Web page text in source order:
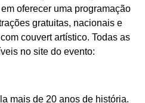
oferecer uma programação
gratuitas, nacionais e
couvert artístico. Todas as
no site do evento:
mais de 20 anos de história.